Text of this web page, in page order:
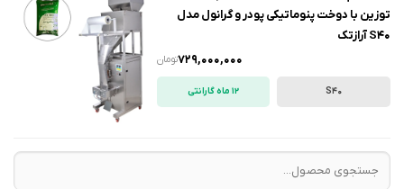
توزین با دوخت پنوماتیکی پودر و گرانول مدل
S40 آرازتک
تومان729,000,000
S40 12 ماه گارانتی